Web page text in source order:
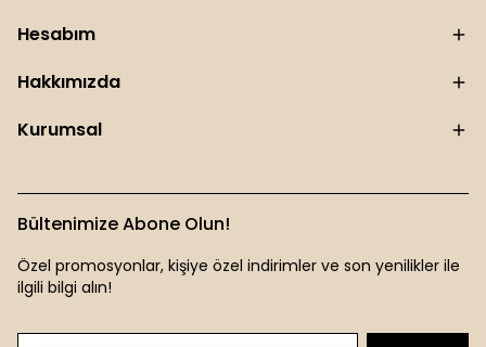
Hesabım
Hakkımızda
Kurumsal
Bültenimize Abone Olun!
Özel promosyonlar, kişiye özel indirimler ve son yenilikler ile
ilgili bilgi alın!